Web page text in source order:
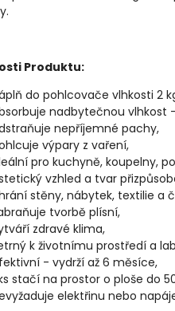
Produktu:
do pohlcovače vlhkosti 2
nadbytečnou vlhkost
nepříjemné pachy,
výpary z vaření,
pro kuchyně, koupelny,
vzhled a tvar
stěny, nábytek, textilie a
tvorbě plísní,
zdravé klima,
k životnímu prostředí a
- vydrží až 6 měsíce,
stačí na prostor o ploše do
elektřinu nebo